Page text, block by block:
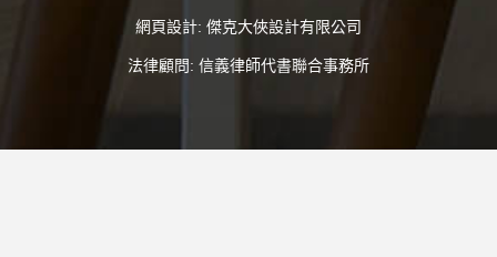
網頁設計: 傑克大俠設計有限公司
法律顧問: 信義律師代書聯合事務所